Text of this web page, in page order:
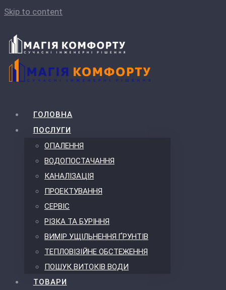
Skip to content
ГОЛОВНА
ПОСЛУГИ
ОПАЛЕННЯ
ВОДОПОСТАЧАННЯ
КАНАЛІЗАЦІЯ
ПРОЕКТУВАННЯ
СЕРВІС
РІЗКА ТА БУРІННЯ
ВИМІР УЩІЛЬНЕННЯ ҐРУНТІВ
ТЕПЛОВІЗІЙНЕ ОБСТЕЖЕННЯ
ПОШУК ВИТОКІВ ВОДИ
ТОВАРИ